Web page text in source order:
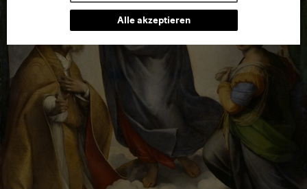
Alle akzeptieren